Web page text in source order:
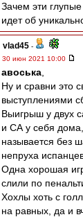
Зачем эти
идет об
vlad45 -
30 июн 2021 10:00
авоська
Ну и сравни это
выступлениями
Выигрыш у двух
и СА у себя
называется без
непруха
Одна хорошая
слили по
Хохлы хоть с
на равных, да и